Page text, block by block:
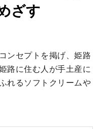
ざす
ンセプトを掲げ、姫路
路に住む人が手土産に
れるソフトクリームや